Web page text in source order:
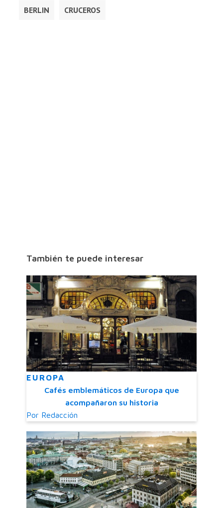
BERLIN CRUCEROS
También te puede interesar
EUROPA
Cafés emblemáticos de Europa que
acompañaron su historia
Por Redacción